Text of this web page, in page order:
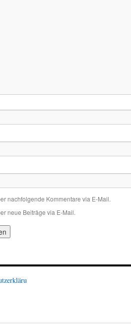
nachfolgende Kommentare via E-Mail.
neue Beiträge via E-Mail.